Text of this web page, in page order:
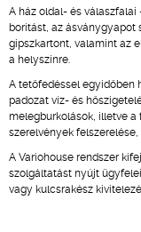
A ház oldal- és
borítást, az ásványgyapot
gipszkartont, valamint az
a helyszínre.
A tetőfedéssel egyidőben
padozat víz- és
melegburkolások, illetve
szerelvények
A Variohouse rendszer
szolgáltatást nyújt
vagy kulcsrakész